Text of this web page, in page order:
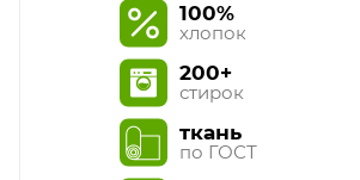
100%
хлопок
200+
стирок
ткань
по ГОСТ